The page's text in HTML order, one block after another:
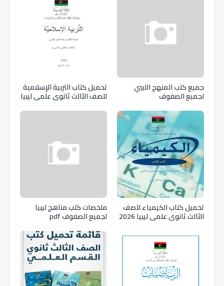
جميع كتب المنهج الليبي
لجميع الصفوف
تحميل كتاب التربية الإسلامية
للصف الثالث ثانوي علمي ليبيا
تحميل كتاب الكيمياء للصف
الثالث ثانوي علمي ليبيا 2026
ملخصات كتب مناهج ليبيا
لجميع الصفوف pdf